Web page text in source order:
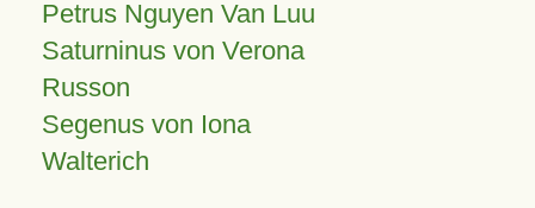
Petrus Nguyen Van Luu
Saturninus von Verona
Russon
Segenus von Iona
Walterich